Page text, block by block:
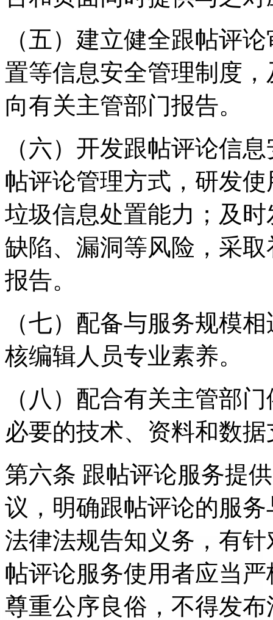
（五）建立健全跟帖评
置等信息安全管理制度
向有关主管部门报告。
（六）开发跟帖评论信
帖评论管理方式，研发
垃圾信息处置能力；及
缺陷、漏洞等风险，采
报告。
（七）配备与服务规模
核编辑人员专业素养。
（八）配合有关主管部
必要的技术、资料和数
第六条 跟帖评论服务提
议，明确跟帖评论的服
法律法规告知义务，有
帖评论服务使用者应当
尊重公序良俗，不得发